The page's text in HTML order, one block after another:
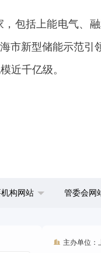
括上能电气、融
市新型储能示范
近千亿级。
构网站 管委会网
主办单位：